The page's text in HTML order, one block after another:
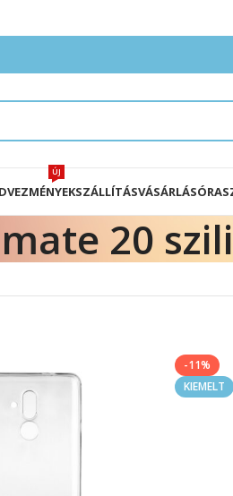
ÚJ
SZÁLLÍTÁSVÁSÁRLÁS
mate 20
-11%
KIEMELT